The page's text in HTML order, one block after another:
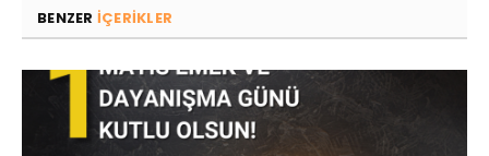
BENZER IÇERIKLER